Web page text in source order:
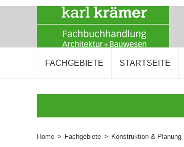
FACHGEBIETE STARTSEITE
Home > Fachgebiete > Konstruktion & Planung